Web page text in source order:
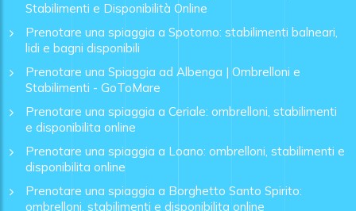
Stabilimenti e Disponibilità Online
Prenotare una spiaggia a Spotorno: stabilimenti balneari,
lidi e bagni disponibili
Prenotare una Spiaggia ad Albenga | Ombrelloni e
Stabilimenti - GoToMare
Prenotare una spiaggia a Ceriale: ombrelloni, stabilimenti
e disponibilita online
Prenotare una spiaggia a Loano: ombrelloni, stabilimenti e
disponibilita online
Prenotare una spiaggia a Borghetto Santo Spirito:
ombrelloni, stabilimenti e disponibilita online